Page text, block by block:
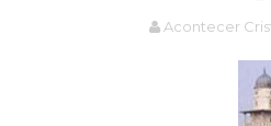
Acontecer